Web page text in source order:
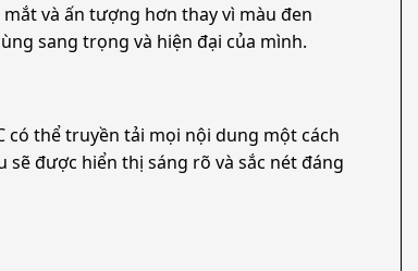
và ấn tượng hơn thay vì màu đen
sang trọng và hiện đại của mình.
có thể truyền tải mọi nội dung một cách
được hiển thị sáng rõ và sắc nét đáng